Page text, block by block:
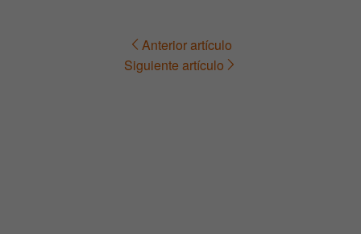
Navegación Anterior artículo
Siguiente artículo